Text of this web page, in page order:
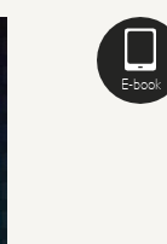
E-book